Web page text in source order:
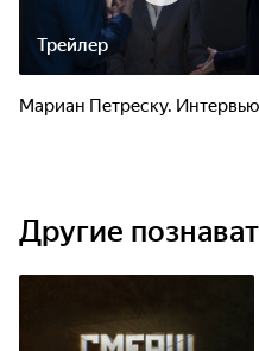
Трейлер
Мариан Петреску.
Другие